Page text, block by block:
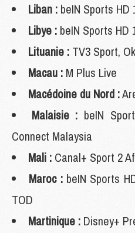
Liban : beIN Sports HD
Libye : beIN Sports HD
Lituanie : TV3 Sport,
Macau : M Plus Live
Macédoine du Nord :
Malaisie : beIN
Connect Malaysia
Mali : Canal+ Sport 2
Maroc :beIN Sports
TOD
Martinique : Disney+